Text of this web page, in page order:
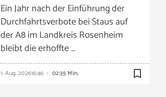
Ein Jahr nach der Einführung der
Durchfahrtsverbote bei Staus auf
der A8 im Landkreis Rosenheim
bleibt die erhoffte …
1. Aug. 202616:46 02:35 Min. bookmark_border